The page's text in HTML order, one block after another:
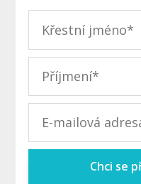
Chci se